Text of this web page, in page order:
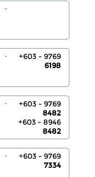
.
.
+603 - 9769
6198
.
+603 - 9769
8482
+603 - 8946
8482
.
+603 - 9769
7334